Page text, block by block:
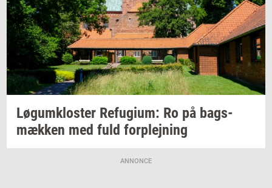
Løgum­klo­ster Re­fu­gi­um: Ro på bags­
mæk­ken med fuld for­plej­ning
ANNONCE